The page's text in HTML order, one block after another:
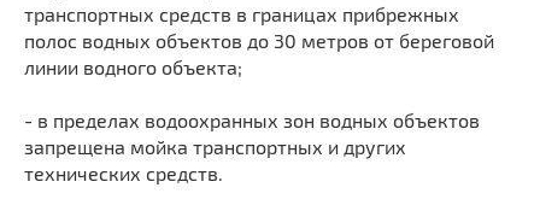
транспортных средств в границах прибрежных
полос водных объектов до 30 метров от береговой
линии водного объекта;
- в пределах водоохранных зон водных объектов
запрещена мойка транспортных и других
технических средств.